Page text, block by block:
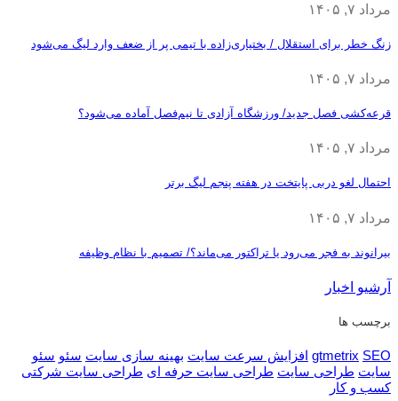
مرداد ۷, ۱۴۰۵
زنگ خطر برای استقلال / بختیاری‌زاده با تیمی پر از ضعف وارد لیگ می‌شود
مرداد ۷, ۱۴۰۵
قرعه‎‌کشی فصل جدید/ ورزشگاه آزادی تا نیم‌فصل آماده می‌شود؟
مرداد ۷, ۱۴۰۵
احتمال لغو دربی پایتخت در هفته پنجم لیگ برتر
مرداد ۷, ۱۴۰۵
بیرانوند به فجر می‌رود یا تراکتور می‌ماند؟/ تصمیم با نظام وظیفه
آرشیو اخبار
برچسب ها
gtmetrix SEO افزایش سرعت سایت بهینه سازی سایت سئو سئو
سایت طراحی سایت طراحی سایت حرفه ای طراحی سایت شرکتی
کسب و کار